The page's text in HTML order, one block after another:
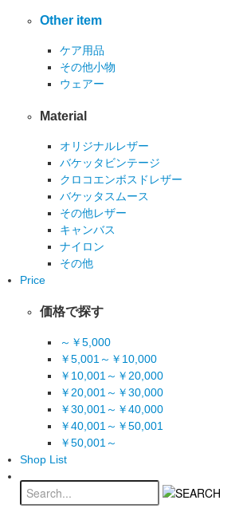
Other item
ケア用品
その他小物
ウェアー
Material
オリジナルレザー
バケッタビンテージ
クロコエンボスドレザー
バケッタスムース
その他レザー
キャンバス
ナイロン
その他
Price
価格で探す
～￥5,000
￥5,001～￥10,000
￥10,001～￥20,000
￥20,001～￥30,000
￥30,001～￥40,000
￥40,001～￥50,001
￥50,001～
Shop List